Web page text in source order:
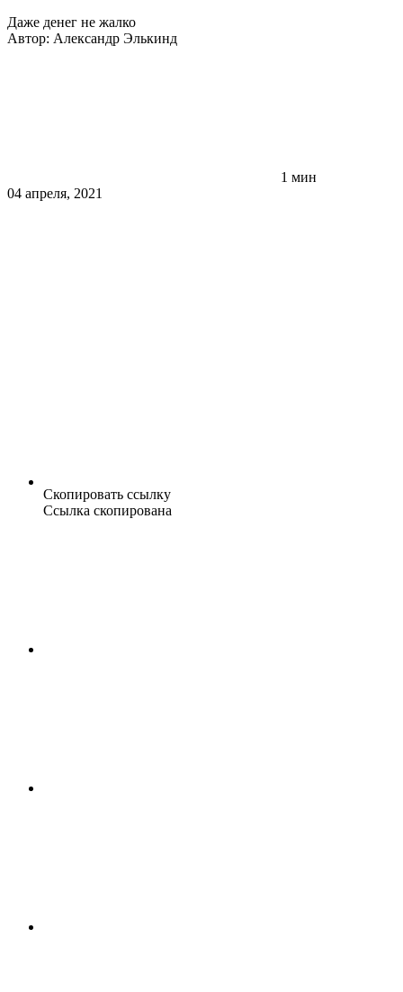
Даже денег не жалко
Автор: Александр Элькинд
1 мин
04 апреля, 2021
Скопировать ссылку
Ссылка скопирована